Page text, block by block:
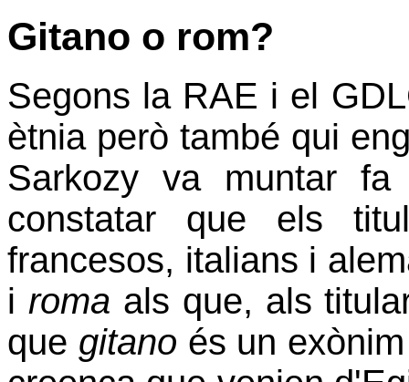
Gitano o rom?
Segons la RAE i el
ètnia però també qui
Sarkozy va muntar
constatar que els
francesos, italians i
i roma als que, als
que gitano és un